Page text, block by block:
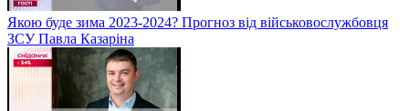
Якою буде зима 2023-2024? Прогноз від військовослужбовця
ЗСУ Павла Казаріна